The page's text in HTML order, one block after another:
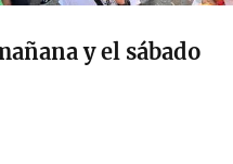
y el sábado